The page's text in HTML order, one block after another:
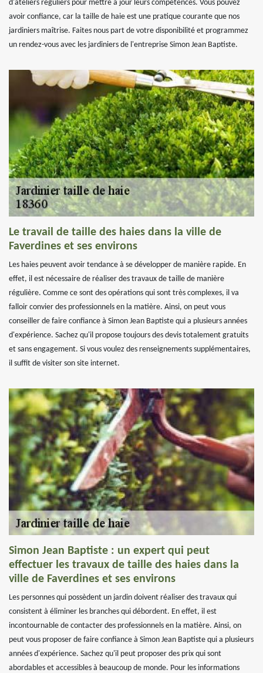
d'ateliers réguliers pour mettre à jour leurs compétences. Vous pouvez
avoir confiance, car la taille de haie est une pratique courante que nos
jardiniers maîtrise. Faites nous part de votre disponibilité et programmez
un rendez-vous avec les jardiniers de l'entreprise Simon Jean Baptiste.
Le travail de taille des haies dans la ville de
Faverdines et ses environs
Les haies peuvent avoir tendance à se développer de manière rapide. En
effet, il est nécessaire de réaliser des travaux de taille de manière
régulière. Comme ce sont des opérations qui sont très complexes, il va
falloir convier des professionnels en la matière. Ainsi, on peut vous
conseiller de faire confiance à Simon Jean Baptiste qui a plusieurs années
d'expérience. Sachez qu'il propose toujours des devis totalement gratuits
et sans engagement. Si vous voulez des renseignements supplémentaires,
il suffit de visiter son site internet.
Simon Jean Baptiste : un expert qui peut
effectuer les travaux de taille des haies dans la
ville de Faverdines et ses environs
Les personnes qui possèdent un jardin doivent réaliser des travaux qui
consistent à éliminer les branches qui débordent. En effet, il est
incontournable de contacter des professionnels en la matière. Ainsi, on
peut vous proposer de faire confiance à Simon Jean Baptiste qui a plusieurs
années d'expérience. Sachez qu'il peut proposer des prix qui sont
abordables et accessibles à beaucoup de monde. Pour les informations